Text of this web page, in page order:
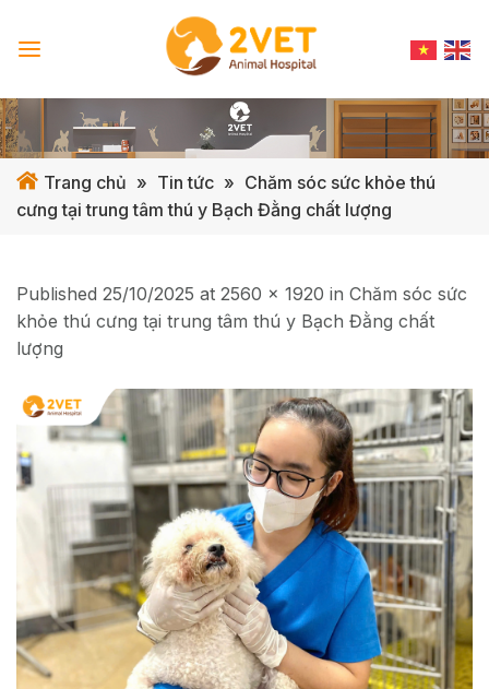
Trang chủ » Tin tức » Chăm sóc sức khỏe thú
cưng tại trung tâm thú y Bạch Đằng chất lượng
Published 25/10/2025 at 2560 × 1920 in Chăm sóc sức
khỏe thú cưng tại trung tâm thú y Bạch Đằng chất
lượng